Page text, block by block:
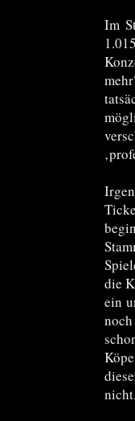
Im
die
ein
nicht.